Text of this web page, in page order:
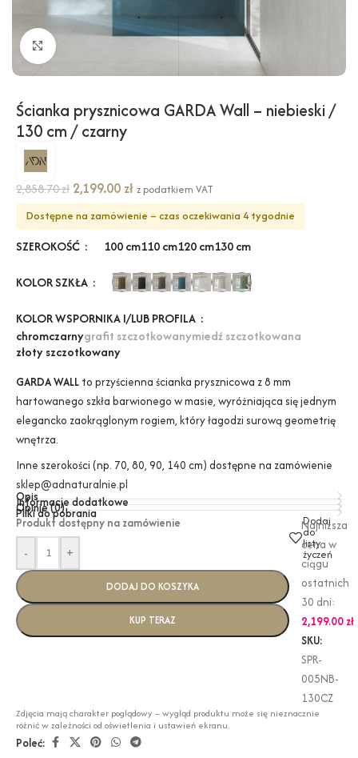
Kliknij, aby powiększyć
Ścianka prysznicowa GARDA Wall – niebieski /
130 cm / czarny
2,858.70zł 2,199.00 zł z podatkiem VAT
Dostępne na zamówienie – czas oczekiwania 4 tygodnie
SZEROKOŚĆ 100 cm110 cm120 cm130 cm
KOLOR SZKŁA
KOLOR WSPORNIKA I/LUB PROFILA
chromczarnygrafit szczotkowanymiedź szczotkowana
złoty szczotkowany
GARDA WALL to przyścienna ścianka prysznicowa z 8 mm
hartowanego szkła barwionego w masie, wyróżniająca się jednym
elegancko zaokrąglonym rogiem, który łagodzi surową geometrię
wnętrza.
Inne szerokości (np. 70, 80, 90, 140 cm) dostępne na zamówienie
sklep@adnaturalnie.pl
Opis
Informacje dodatkowe
Opinie (0)
Pliki do pobrania
Produkt dostępny na zamówienie
-
+
DODAJ DO KOSZYKA
KUP TERAZ
Dodaj
do
listy
życzeń
Najniższa
cena w
ciągu
ostatnich
30 dni:
2,199.00 zł
SKU:
SPR-
005NB-
130CZ
Zdjęcia mają charakter poglądowy – wygląd produktu może się nieznacznie
różnić w zależności od oświetlenia i ustawień ekranu.
Poleć: